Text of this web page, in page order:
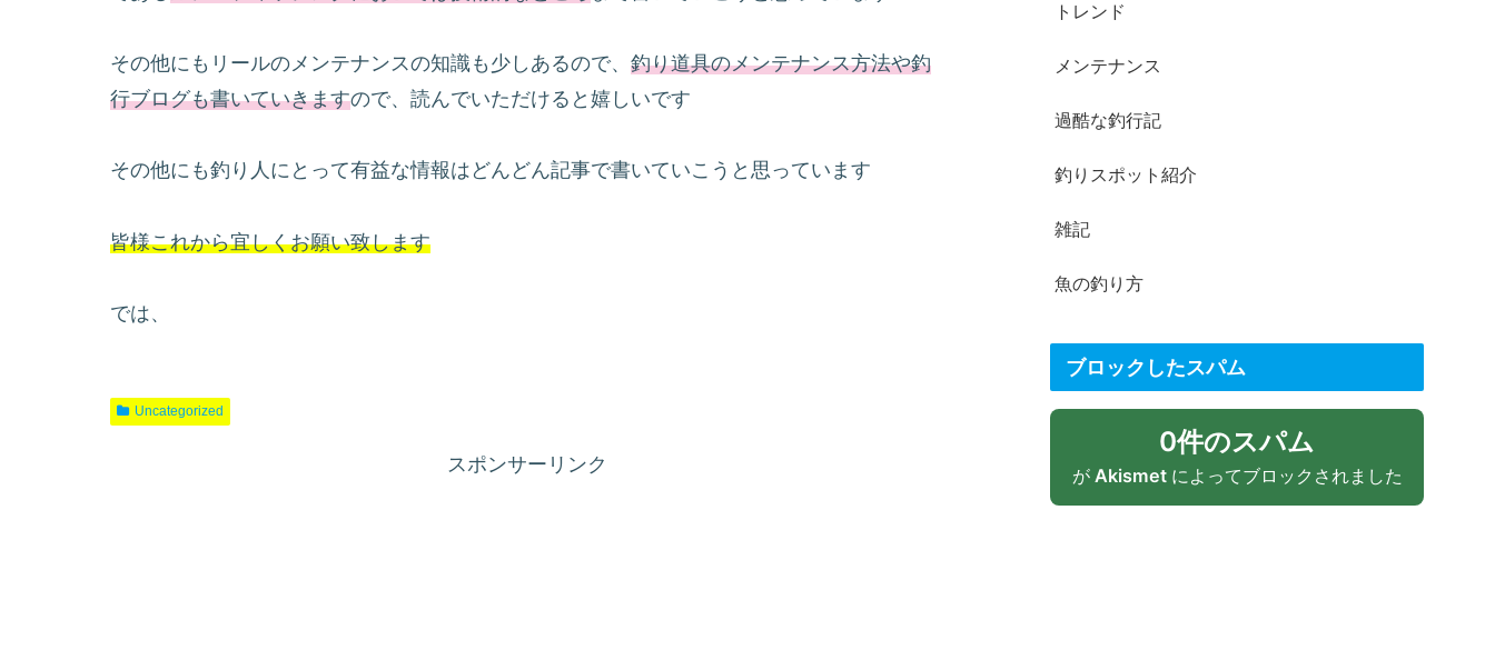
その他にもリールのメンテナンスの知識も少しあるので、 釣り道具のメンテナンス方法や釣
行ブログも書いていきますので、読んでいただけると嬉しいです
その他にも釣り人にとって有益な情報はどんどん記事で書いていこうと思っています
皆様これから宜しくお願い致します
では、
Uncategorized
スポンサーリンク
トレンド
メンテナンス
過酷な釣行記
釣りスポット紹介
雑記
魚の釣り方
ブロックしたスパム
0件のスパム
が Akismetによってブロックされました